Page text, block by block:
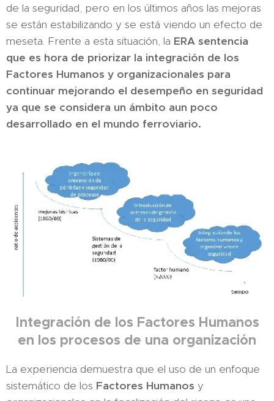
de la seguridad, pero en los últimos años las mejoras
se están estabilizando y se está viendo un efecto de
meseta. Frente a esta situación, la ERA sentencia
que es hora de priorizar la integración de los
Factores Humanos y organizacionales para
continuar mejorando el desempeño en seguridad
ya que se considera un ámbito aun poco
desarrollado en el mundo ferroviario.
Integración de los Factores Humanos
en los procesos de una organización
La experiencia demuestra que el uso de un enfoque
sistemático de los Factores Humanos y